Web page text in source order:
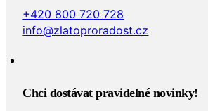
+420 800 720 728
info@zlatoproradost.cz
Chci dostávat pravidelné novinky!​